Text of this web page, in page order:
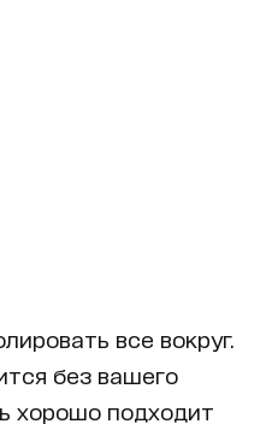
все вокруг.
без вашего
хорошо подходит